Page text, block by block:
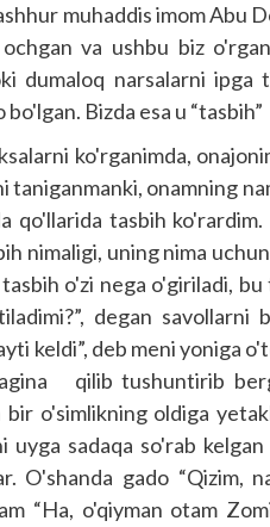
muhaddis imom Abu
va ushbu biz
dumaloq narsalarni ipga
Bizda esa u
ko'rganimda,
taniganmanki, onamning
qo'llarida tasbih
nimaligi, uning nima
o'zi nega o'giriladi,
degan savollarni
keldi”, deb meni yoniga
qilib tushuntirib
o'simlikning oldiga
sadaqa so'rab
gado “Qizim,
“Ha, o'qiyman otam